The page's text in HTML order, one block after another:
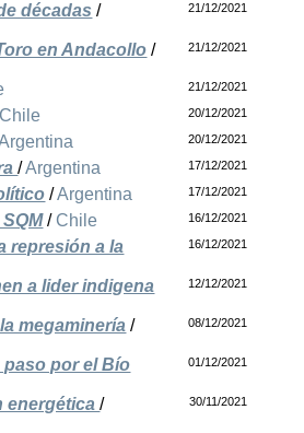
décadas /
21/12/2021
en Andacollo /
21/12/2021
21/12/2021
Chile 20/12/2021
20/12/2021
/Argentina 17/12/2021
/Argentina 17/12/2021
/ Chile 16/12/2021
represión a la
16/12/2021
a lider indigena
12/12/2021
megaminería /
08/12/2021
paso por el Bío
01/12/2021
energética/
30/11/2021